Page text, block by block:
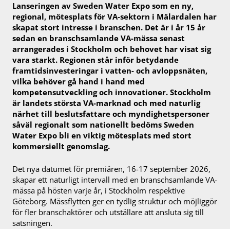
Lanseringen av Sweden Water Expo som en ny,
regional, mötesplats för VA-sektorn i Mälardalen har
skapat stort intresse i branschen. Det är i år 15 år
sedan en branschsamlande VA-mässa senast
arrangerades i Stockholm och behovet har visat sig
vara starkt. Regionen står inför betydande
framtidsinvesteringar i vatten- och avloppsnäten,
vilka behöver gå hand i hand med
kompetensutveckling och innovationer. Stockholm
är landets största VA-marknad och med naturlig
närhet till beslutsfattare och myndighetspersoner
såväl regionalt som nationellt bedöms Sweden
Water Expo bli en viktig mötesplats med stort
kommersiellt genomslag.
Det nya datumet för premiären, 16-17 september 2026,
skapar ett naturligt intervall med en branschsamlande VA-
mässa på hösten varje år, i Stockholm respektive
Göteborg. Mässflytten ger en tydlig struktur och möjliggör
för fler branschaktörer och utställare att ansluta sig till
satsningen.